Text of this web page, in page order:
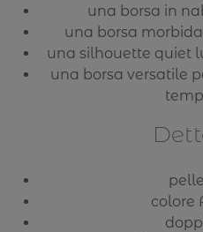
una borsa in
una borsa
una silhouette quiet
una borsa versatile
colore